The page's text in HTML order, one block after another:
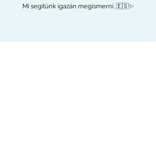
Mi segítünk igazán megismerni. 🇪🇸✨